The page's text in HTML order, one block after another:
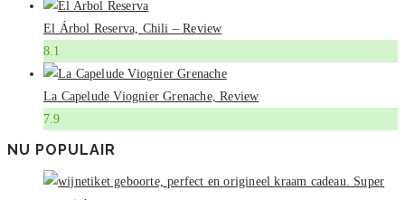
El Árbol Reserva, Chili – Review
8.1
La Capelude Viognier Grenache, Review
7.9
NU POPULAIR